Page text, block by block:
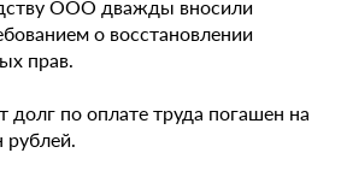
ООО дважды вносили
о восстановлении
прав.
по оплате труда погашен на